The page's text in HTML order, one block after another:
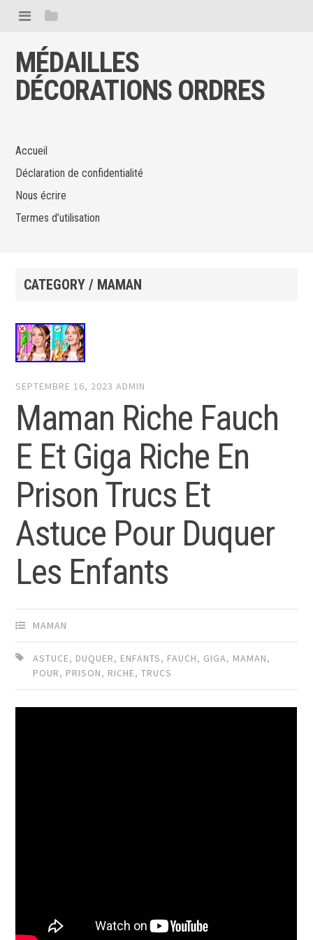
MÉDAILLES
DÉCORATIONS ORDRES
Accueil
Déclaration de confidentialité
Nous écrire
Termes d’utilisation
CATEGORY / MAMAN
SEPTEMBRE 16, 2023 ADMIN
Maman Riche Fauch
E Et Giga Riche En
Prison Trucs Et
Astuce Pour Duquer
Les Enfants
MAMAN
ASTUCE, DUQUER, ENFANTS, FAUCH, GIGA, MAMAN,
POUR, PRISON, RICHE,TRUCS